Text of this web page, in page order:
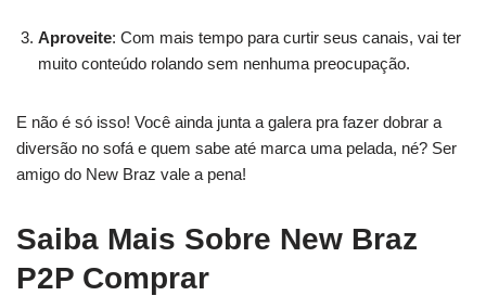
Aproveite: Com mais tempo para curtir seus canais, vai ter
muito conteúdo rolando sem nenhuma preocupação.
E não é só isso! Você ainda junta a galera pra fazer dobrar a
diversão no sofá e quem sabe até marca uma pelada, né? Ser
amigo do New Braz vale a pena!
Saiba Mais Sobre New Braz
P2P Comprar